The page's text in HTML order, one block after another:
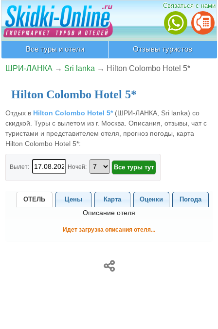
Связаться с нами
Все туры и отели Отзывы туристов
ШРИ-ЛАНКА → Sri lanka → Hilton Colombo Hotel 5*
Hilton Colombo Hotel 5*
Отдых в Hilton Colombo Hotel 5*(ШРИ-ЛАНКА, Sri lanka) со
скидкой. Туры с вылетом из г. Москва. Описания, отзывы, чат с
туристами и представителем отеля, прогноз погоды, карта
Hilton Colombo Hotel 5*:
Вылет: Ночей:
ОТЕЛЬ Цены Карта Оценки Погода
Описание отеля
Идет загрузка описания отеля...